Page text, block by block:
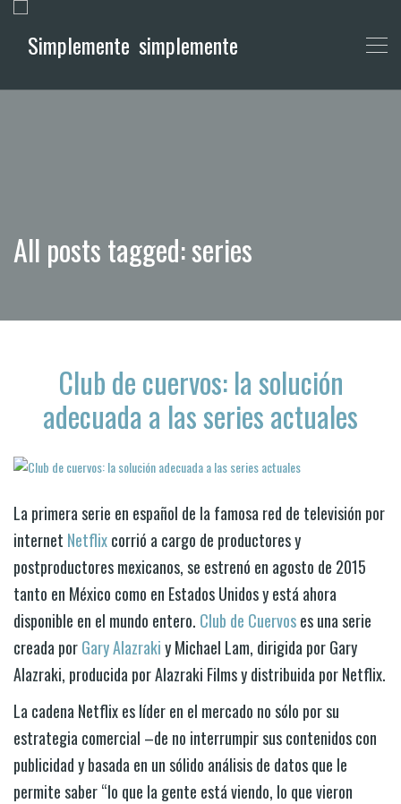
simplemente
All posts tagged: series
Club de cuervos: la solución
adecuada a las series actuales
La primera serie en español de la famosa red de televisión por
internet Netflixcorrió a cargo de productores y
postproductores mexicanos, se estrenó en agosto de 2015
tanto en México como en Estados Unidos y está ahora
disponible en el mundo entero. Club de Cuervoses una serie
creada porGary Alazrakiy Michael Lam, dirigida por Gary
Alazraki, producida por Alazraki Films y distribuida por Netflix.
La cadena Netflix es líder en el mercado no sólo por su
estrategia comercial –de no interrumpir sus contenidos con
publicidad y basada en un sólido análisis de datos que le
permite saber “lo que la gente está viendo, lo que vieron